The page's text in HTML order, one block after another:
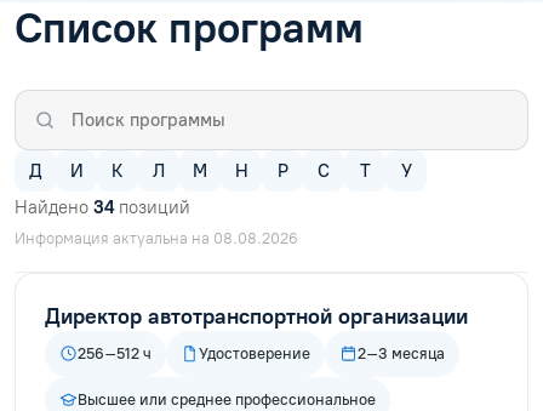
Список программ
Д И К Л М Н Р С Т
У
Найдено 34позиций
Информация актуальна на 08.08.2026
Директор автотранспортной организации
256–512 ч Удостоверение 2–3 месяца
Высшее или среднее профессиональное